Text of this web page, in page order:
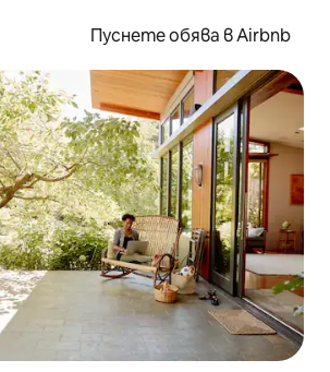
Пуснете обява в Airbnb